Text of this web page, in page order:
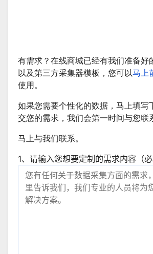
有需求？在线商城已经有我们准备好
以及第三方采集器模板，您可以马上
使用。
如果您需要个性化的数据，马上填写
交您的需求，我们会第一时间与您联
马上与我们联系。
1、请输入您想要定制的需求内容（必